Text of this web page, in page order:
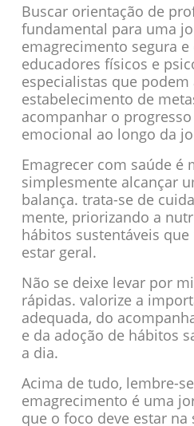
Buscar orientação de
fundamental para uma
emagrecimento segura
educadores físicos e
especialistas que
estabelecimento de
acompanhar o
emocional ao longo da
Emagrecer com saúde é
simplesmente alcançar
balança. trata-se de
mente, priorizando a
hábitos sustentáveis
estar geral.
Não se deixe levar por
rápidas. valorize a
adequada, do
e da adoção de hábitos
a dia.
Acima de tudo, lembre-
emagrecimento é uma
que o foco deve estar na